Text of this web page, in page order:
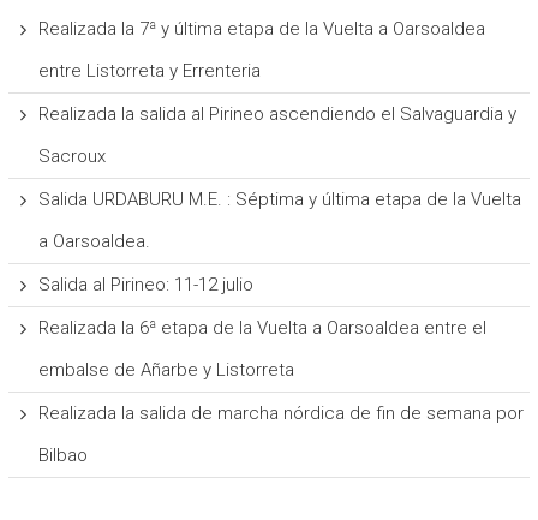
Realizada la 7ª y última etapa de la Vuelta a Oarsoaldea
entre Listorreta y Errenteria
Realizada la salida al Pirineo ascendiendo el Salvaguardia y
Sacroux
Salida URDABURU M.E. : Séptima y última etapa de la Vuelta
a Oarsoaldea.
Salida al Pirineo: 11-12 julio
Realizada la 6ª etapa de la Vuelta a Oarsoaldea entre el
embalse de Añarbe y Listorreta
Realizada la salida de marcha nórdica de fin de semana por
Bilbao